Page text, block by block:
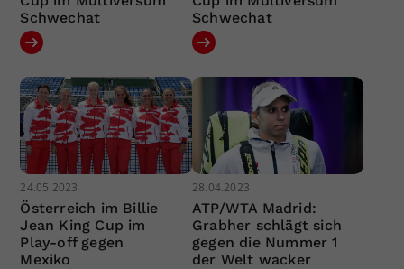
Schwechat
Schwechat
24.05.2023
Österreich im Billie
Jean King Cup im
Play-off gegen
Mexiko
28.04.2023
ATP/WTA Madrid:
Grabher schlägt sich
gegen die Nummer 1
der Welt wacker